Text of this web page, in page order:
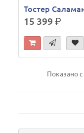
Тостер
15 399р.
Показано